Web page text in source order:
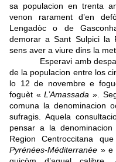
sa populacion en trenta
venon rarament d’en
Lengadòc o de
demorar a Sant Sulpici la
sens aver a viure dins la
Esperavi amb
de la populacion entre los
lo 12 de novembre e
foguèt «L’Amassada ».
comuna la denominacion
sufragis. Aquela
pensar a la
Region Centroccitana
Pyrénées-Méditerranée » e